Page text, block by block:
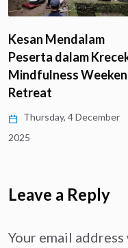
Kesan Mendalam
Peserta dalam
Mindfulness
Retreat
Thursday, 4 December
2025
Leave a Reply
Your email